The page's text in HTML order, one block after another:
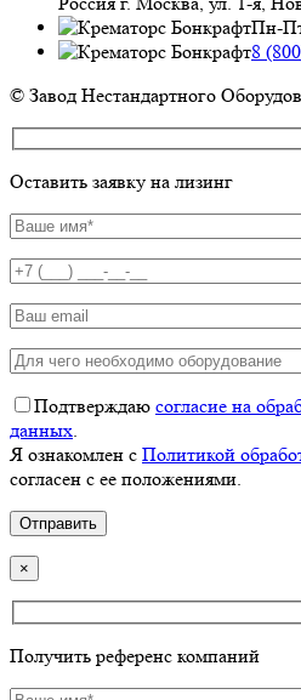
Пн-
8
© Завод Нестандартного
Оставить заявку на лизинг
Подтверждаю согласие на
данных.
Я ознакомлен с Политикой
согласен с ее положениями.
×
Получить референс компаний